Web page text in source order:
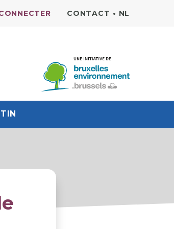
CONTACT • NL